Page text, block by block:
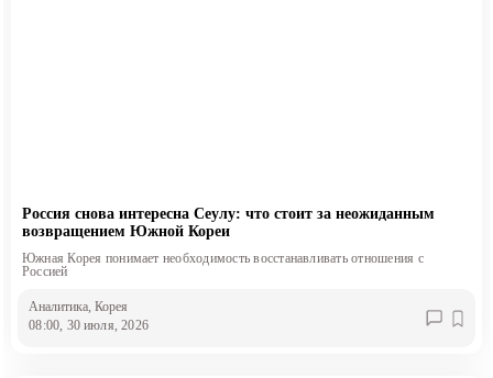
Россия снова интересна Сеулу: что стоит за неожиданным
возвращением Южной Кореи
Южная Корея понимает необходимость восстанавливать отношения с
Россией
Аналитика , Корея
08:00, 30 июля, 2026